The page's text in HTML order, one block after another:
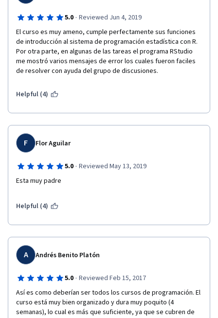
5.0 · Reviewed Jun 4, 2019
El curso es muy ameno, cumple perfectamente sus funciones
de introducción al sistema de programación estadística con R.
Por otra parte, en algunas de las tareas el programa RStudio
me mostró varios mensajes de error los cuales fueron faciles
de resolver con ayuda del grupo de discusiones.
Helpful (4)
F Flor Aguilar
5.0 · Reviewed May 13, 2019
Esta muy padre
Helpful (4)
A Andrés Benito Platón
5.0 · Reviewed Feb 15, 2017
Así es como deberían ser todos los cursos de programación. El
curso está muy bien organizado y dura muy poquito (4
semanas), lo cual es más que suficiente, ya que se cubren de